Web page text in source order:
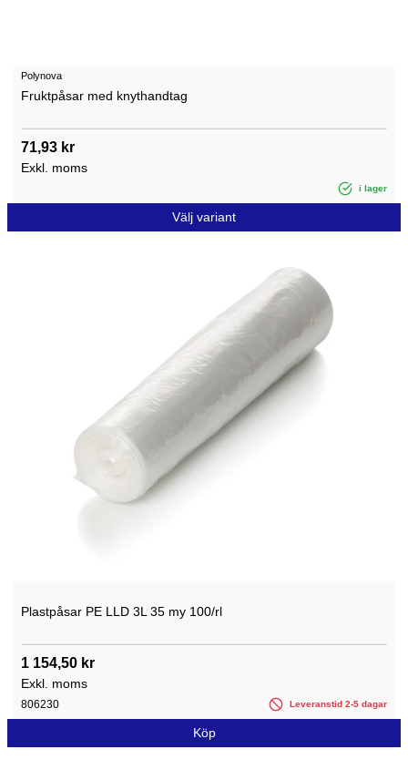
Polynova
Fruktpåsar med knythandtag
71,93 kr
Exkl. moms
i lager
Välj variant
Plastpåsar PE LLD 3L 35 my 100/rl
1 154,50 kr
Exkl. moms
806230 Leveranstid 2-5 dagar
Köp